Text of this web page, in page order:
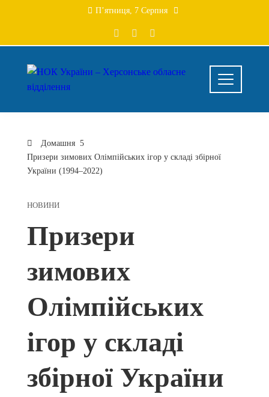
П’ятниця, 7 Серпня
Домашня
Призери зимових Олімпійських ігор у складі збірної
України (1994–2022)
НОВИНИ
Призери
зимових
Олімпійських
ігор у складі
збірної України